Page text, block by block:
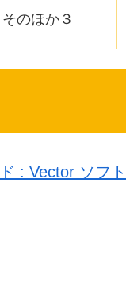
そのほか３
: Vector ソフト